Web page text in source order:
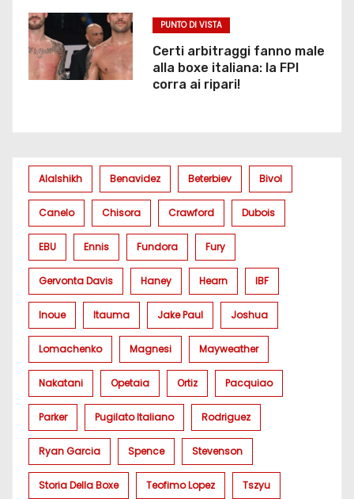
PUNTO DI VISTA
Certi arbitraggi fanno male
alla boxe italiana: la FPI
corra ai ripari!
Alalshikh Benavidez Beterbiev Bivol
Canelo Chisora Crawford Dubois
EBU Ennis Fundora Fury
Gervonta Davis Haney Hearn IBF
Inoue Itauma Jake Paul Joshua
Lomachenko Magnesi Mayweather
Nakatani Opetaia Ortiz Pacquiao
Parker Pugilato Italiano Rodriguez
Ryan Garcia Spence Stevenson
Storia Della Boxe Teofimo Lopez Tszyu